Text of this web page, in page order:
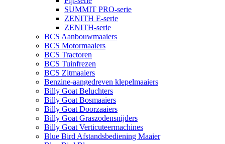
SUMMIT PRO-serie
ZENITH E-serie
ZENITH-serie
BCS Aanbouwmaaiers
BCS Motormaaiers
BCS Tractoren
BCS Tuinfrezen
BCS Zitmaaiers
Benzine-aangedreven klepelmaaiers
Billy Goat Beluchters
Billy Goat Bosmaaiers
Billy Goat Doorzaaiers
Billy Goat Graszodensnijders
Billy Goat Verticuteermachines
Blue Bird Afstandsbediening Maaier